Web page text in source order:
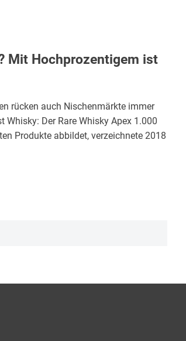
Mit Hochprozentigem ist
rücken auch Nischenmärkte immer
Whisky: Der Rare Whisky Apex 1.000
Produkte abbildet, verzeichnete 2018